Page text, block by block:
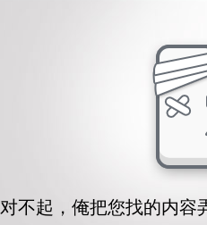
对不起，俺把您找的内容